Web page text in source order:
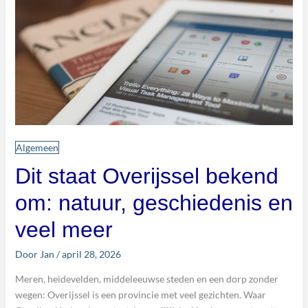
Algemeen
Dit staat Overijssel bekend
om: natuur, geschiedenis en
veel meer
Door Jan /april 28, 2026
Meren, heidevelden, middeleeuwse steden en een dorp zonder
wegen: Overijssel is een provincie met veel gezichten. Waar
natuur,
geschiedenis
en
veel
meer